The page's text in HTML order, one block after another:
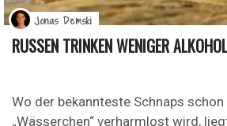
RUSSEN TRINKEN WENIGER
Wo der bekannteste Schnaps
„Wässerchen“ verharmlost wird,
Jonas Demski